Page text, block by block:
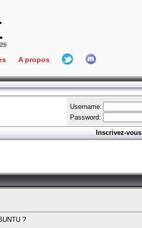
Connect
A propos
L'équipe
Hall Of Fame
Username:
Password:
Inscrivez-vous
?